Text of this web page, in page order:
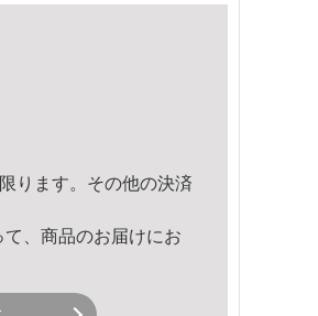
ります。その他の決済
、商品のお届けにお